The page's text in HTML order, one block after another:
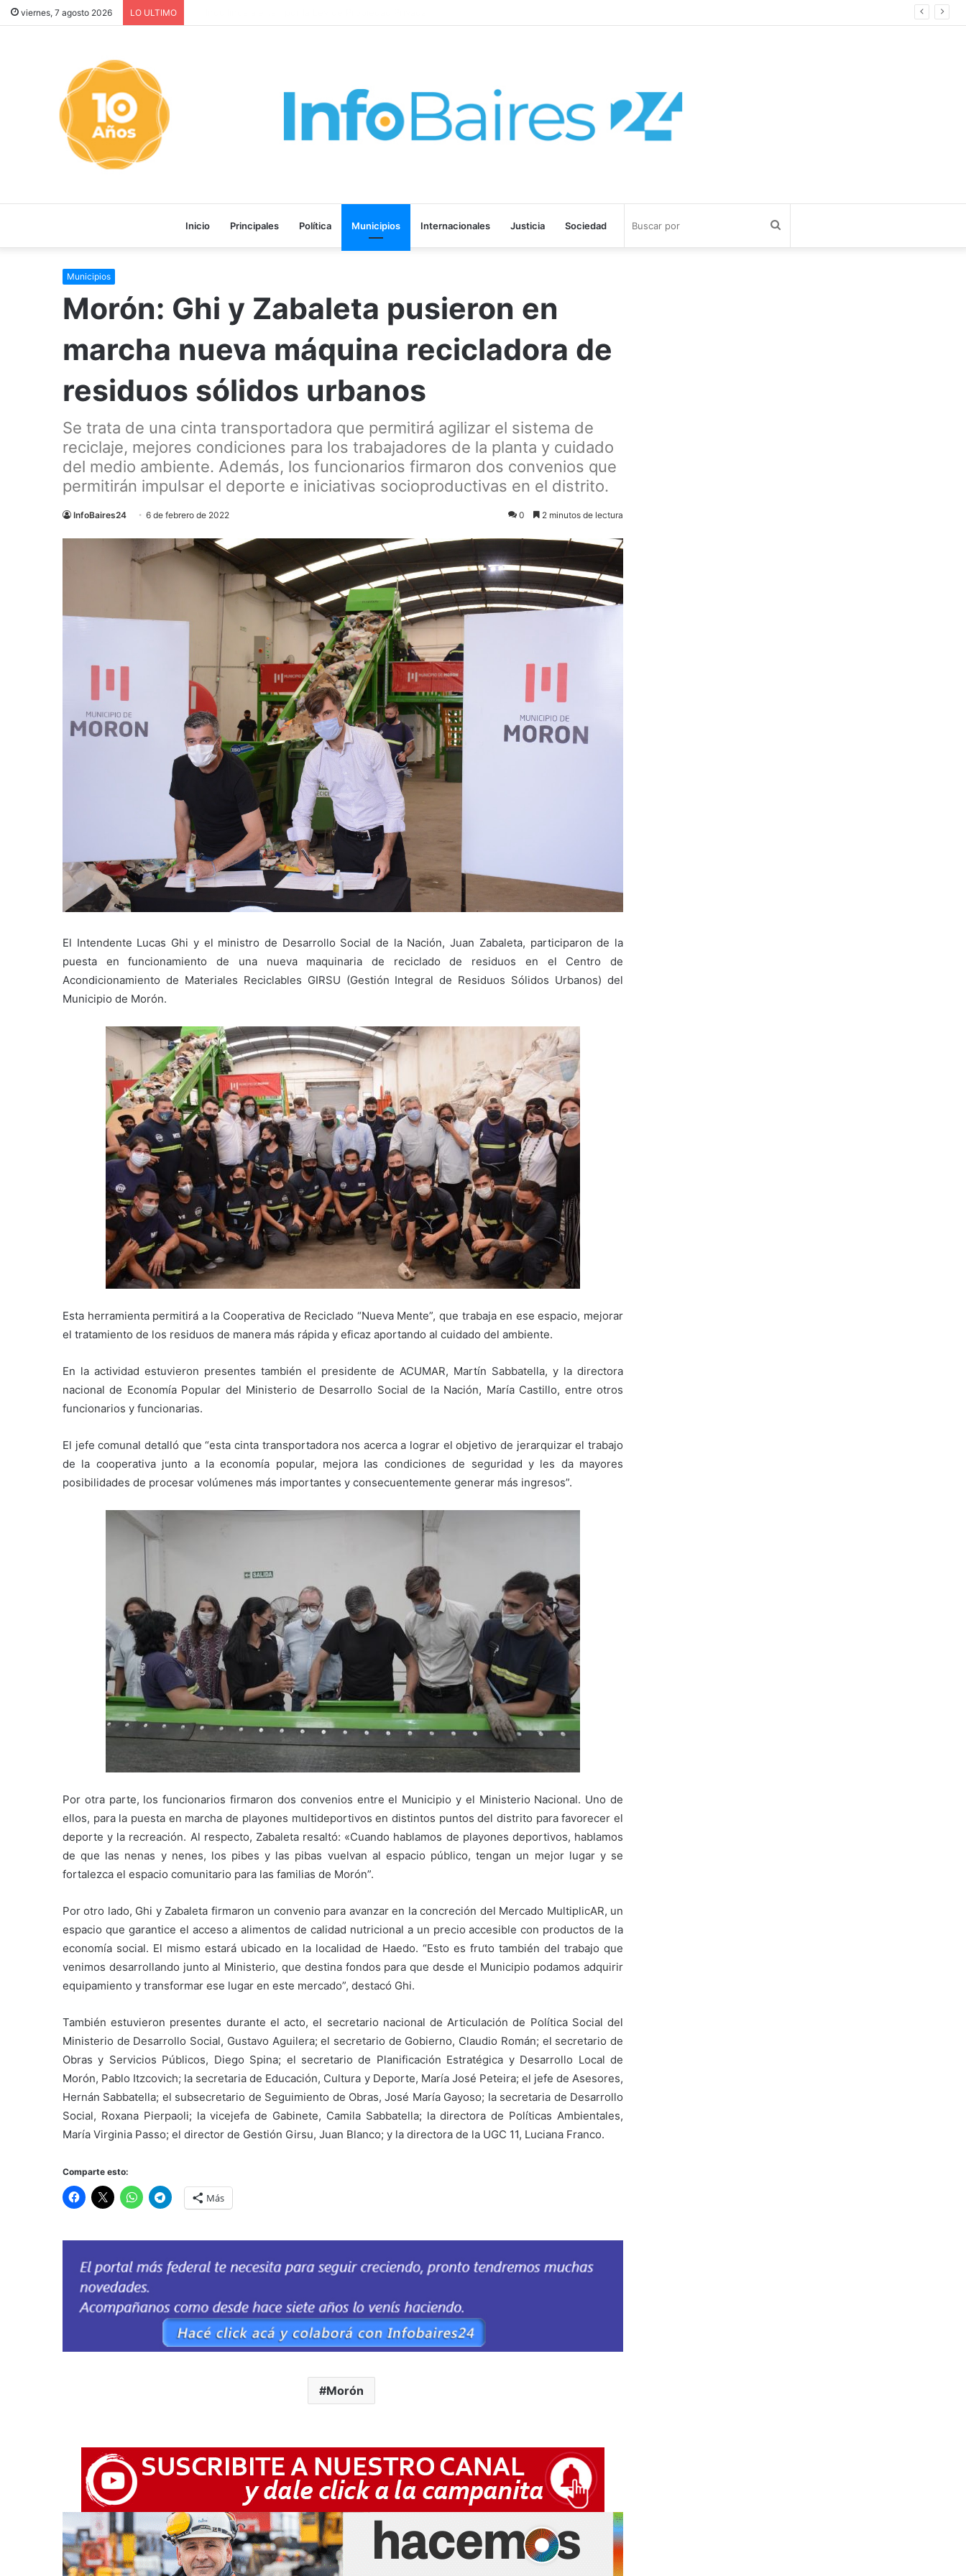
viernes, 7 agosto 2026 LO ULTIMO
Inicio Principales Política Municipios Internacionales Justicia Sociedad
Municipios
Morón: Ghi y Zabaleta pusieron en
marcha nueva máquina recicladora de
residuos sólidos urbanos
Se trata de una cinta transportadora que permitirá agilizar el sistema de
reciclaje, mejores condiciones para los trabajadores de la planta y cuidado
del medio ambiente. Además, los funcionarios firmaron dos convenios que
permitirán impulsar el deporte e iniciativas socioproductivas en el distrito.
InfoBaires24 6 de febrero de 2022 0 2 minutos de lectura
El Intendente Lucas Ghi y el ministro de Desarrollo Social de la Nación, Juan Zabaleta, participaron de la
puesta en funcionamiento de una nueva maquinaria de reciclado de residuos en el Centro de
Acondicionamiento de Materiales Reciclables GIRSU (Gestión Integral de Residuos Sólidos Urbanos) del
Municipio de Morón.
Esta herramienta permitirá a la Cooperativa de Reciclado “Nueva Mente”, que trabaja en ese espacio, mejorar
el tratamiento de los residuos de manera más rápida y eficaz aportando al cuidado del ambiente.
En la actividad estuvieron presentes también el presidente de ACUMAR, Martín Sabbatella, y la directora
nacional de Economía Popular del Ministerio de Desarrollo Social de la Nación, María Castillo, entre otros
funcionarios y funcionarias.
El jefe comunal detalló que “esta cinta transportadora nos acerca a lograr el objetivo de jerarquizar el trabajo
de la cooperativa junto a la economía popular, mejora las condiciones de seguridad y les da mayores
posibilidades de procesar volúmenes más importantes y consecuentemente generar más ingresos”.
Por otra parte, los funcionarios firmaron dos convenios entre el Municipio y el Ministerio Nacional. Uno de
ellos, para la puesta en marcha de playones multideportivos en distintos puntos del distrito para favorecer el
deporte y la recreación. Al respecto, Zabaleta resaltó: «Cuando hablamos de playones deportivos, hablamos
de que las nenas y nenes, los pibes y las pibas vuelvan al espacio público, tengan un mejor lugar y se
fortalezca el espacio comunitario para las familias de Morón”.
Por otro lado, Ghi y Zabaleta firmaron un convenio para avanzar en la concreción del Mercado MultiplicAR, un
espacio que garantice el acceso a alimentos de calidad nutricional a un precio accesible con productos de la
economía social. El mismo estará ubicado en la localidad de Haedo. “Esto es fruto también del trabajo que
venimos desarrollando junto al Ministerio, que destina fondos para que desde el Municipio podamos adquirir
equipamiento y transformar ese lugar en este mercado”, destacó Ghi.
También estuvieron presentes durante el acto, el secretario nacional de Articulación de Política Social del
Ministerio de Desarrollo Social, Gustavo Aguilera; el secretario de Gobierno, Claudio Román; el secretario de
Obras y Servicios Públicos, Diego Spina; el secretario de Planificación Estratégica y Desarrollo Local de
Morón, Pablo Itzcovich; la secretaria de Educación, Cultura y Deporte, María José Peteira; el jefe de Asesores,
Hernán Sabbatella; el subsecretario de Seguimiento de Obras, José María Gayoso; la secretaria de Desarrollo
Social, Roxana Pierpaoli; la vicejefa de Gabinete, Camila Sabbatella; la directora de Políticas Ambientales,
María Virginia Passo; el director de Gestión Girsu, Juan Blanco; y la directora de la UGC 11, Luciana Franco.
Comparte esto:
Más
Morón